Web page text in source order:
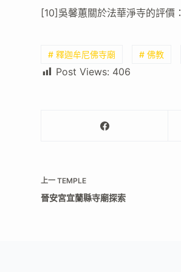
[10]吳馨蕙關於法華淨寺的評價：
# 釋迦牟尼佛寺廟 # 佛教
Post Views: 406
上一TEMPLE
晉安宮宜蘭縣寺廟探索